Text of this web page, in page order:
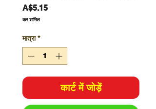
A$5.15मूल्य
कर शामिल
मात्रा *
कार्ट में जोड़ें